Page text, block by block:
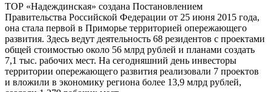
ТОР «Надеждинская» создана Постановлением
Правительства Российской Федерации от 25 июня 2015 года,
она стала первой в Приморье территорией опережающего
развития. Здесь ведут деятельность 68 резидентов с проектами
общей стоимостью около 56 млрд рублей и планами создать
7,1 тыс. рабочих мест. На сегодняшний день инвесторы
территории опережающего развития реализовали 7 проектов
и вложили в экономику региона более 13,9 млрд рублей,